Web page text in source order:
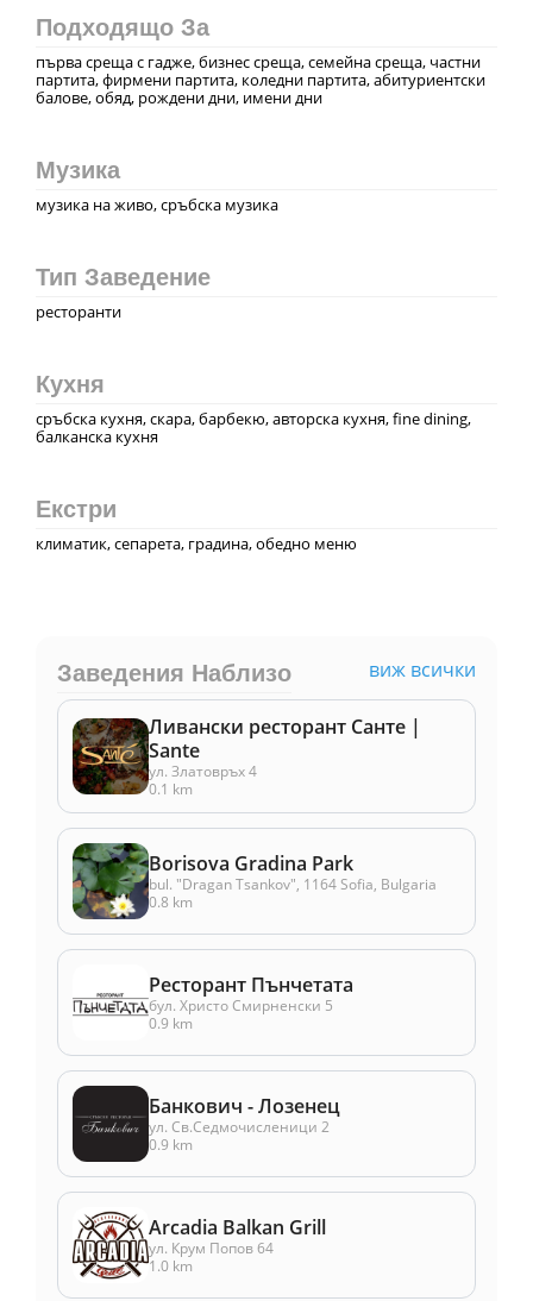
Подходящо За
първа среща с гадже, бизнес среща, семейна среща, частни
партита, фирмени партита, коледни партита, абитуриентски
балове, обяд, рождени дни, имени дни
Музика
музика на живо, сръбска музика
Тип Заведение
ресторанти
Кухня
сръбска кухня, скара, барбекю, авторска кухня, fine dining,
балканска кухня
Екстри
климатик, сепарета, градина, обедно меню
Заведения Наблизо виж всички
Ливански ресторант Санте |
Sante
ул. Златовръх 4
0.1 km
Borisova Gradina Park
bul. "Dragan Tsankov", 1164 Sofia, Bulgaria
0.8 km
Ресторант Пънчетата
бул. Христо Смирненски 5
0.9 km
Банкович - Лозенец
ул. Св.Седмочисленици 2
0.9 km
Arcadia Balkan Grill
ул. Крум Попов 64
1.0 km